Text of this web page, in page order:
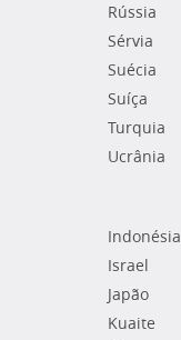
Rússia
Sérvia
Suécia
Suíça
Turquia
Ucrânia
Indonésia
Israel
Japão
Kuaite